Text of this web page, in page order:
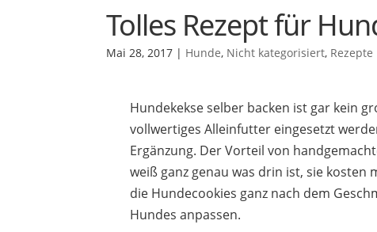
Tolles Rezept für
Mai 28, 2017 | Hunde, Nicht kategorisiert, Rezepte
Hundekekse selber backen ist gar kein
vollwertiges Alleinfutter eingesetzt
Ergänzung. Der Vorteil von
weiß ganz genau was drin ist, sie kosten
die Hundecookies ganz nach dem
Hundes anpassen.